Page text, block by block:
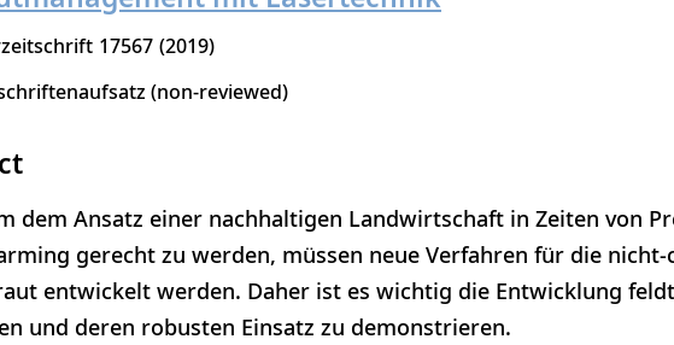
17567 2019
(non-reviewed)
dem Ansatz einer nachhaltigen Landwirtschaft in Zeiten von
gerecht zu werden, müssen neue Verfahren für die
entwickelt werden. Daher ist es wichtig die Entwicklung
und deren robusten Einsatz zu demonstrieren.